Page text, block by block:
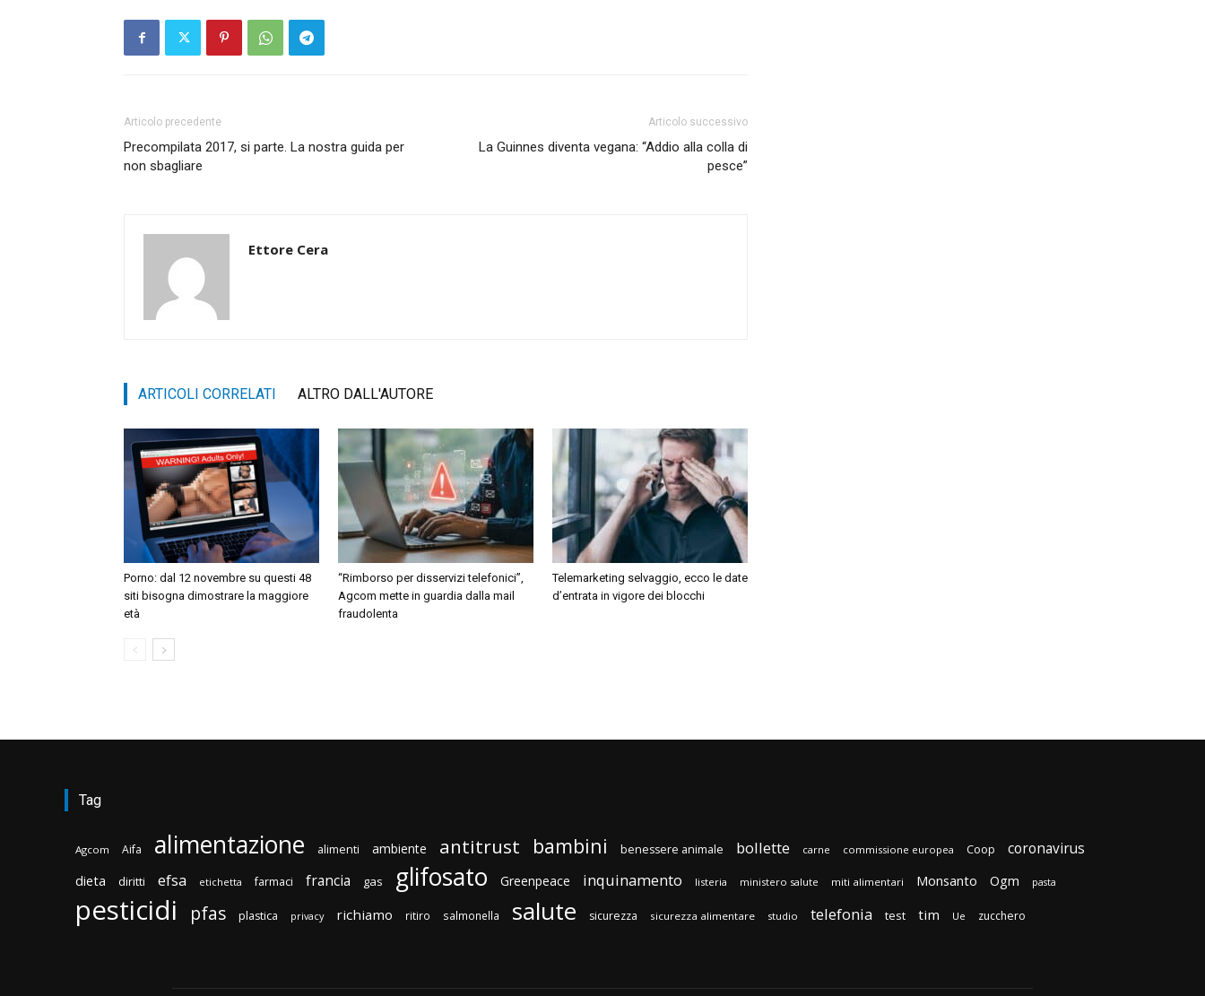
Articolo precedente
Precompilata 2017, si parte. La nostra guida per
non sbagliare
Articolo successivo
La Guinnes diventa vegana: “Addio alla colla di
pesce”
Ettore Cera
ARTICOLI CORRELATI ALTRO DALL'AUTORE
Porno: dal 12 novembre su questi 48
siti bisogna dimostrare la maggiore
età
“Rimborso per disservizi telefonici”,
Agcom mette in guardia dalla mail
fraudolenta
Telemarketing selvaggio, ecco le date
d’entrata in vigore dei blocchi
Tag
Agcom Aifa alimentazione alimenti ambiente antitrust bambini benessere animale bollette carne commissione europea Coop coronavirus
dieta diritti efsa etichetta farmaci francia gas glifosato Greenpeace inquinamento listeria ministero salute miti alimentari Monsanto Ogm pasta
pesticidi pfas plastica privacy richiamo ritiro salmonella salute sicurezza sicurezza alimentare studio telefonia test tim Ue zucchero